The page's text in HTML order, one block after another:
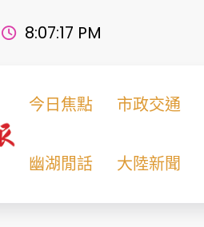
8:07:18 PM
今日焦點 市政交通
幽湖閒話 大陸新聞